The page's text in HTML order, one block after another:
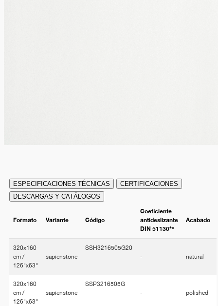
ESPECIFICACIONES TÉCNICAS
CERTIFICACIONES
DESCARGAS Y CATÁLOGOS
Formato Variante Código
Coeficiente
antideslizante
DIN 51130**
Acabado
320x160
cm /
126"x63"
sapienstone
SSH3216505G20
-
natural
320x160
cm /
126"x63"
sapienstone
SSP3216505G
-
polished